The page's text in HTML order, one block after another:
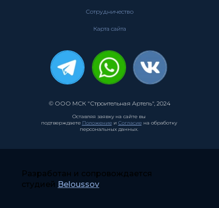
Оставляя заявку на сайте вы
подтверждаете Положениеи Согласиена обработку
персональных данных.
© ООО МСК "Строительная Артель", 2024
Сотрудничество
Карта сайта
Разработан и сопровождается
студией Beloussov